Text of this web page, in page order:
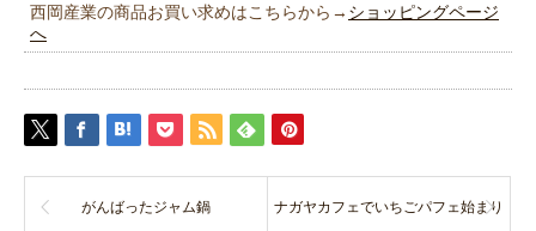
西岡産業の商品お買い求めはこちらから→ ショッピングページ
へ
がんばったジャム鍋 ナガヤカフェでいちごパフェ始まり